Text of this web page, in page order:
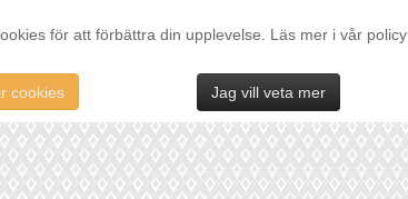
för att förbättra din upplevelse. Läs mer i vår policy
cookies Jag vill veta mer